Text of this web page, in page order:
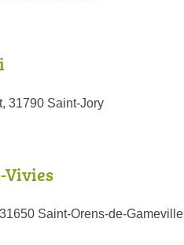
31790 Saint-Jory
Vivies
Saint-Orens-de-Gameville